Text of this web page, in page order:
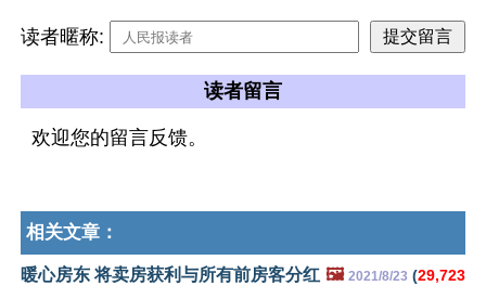
读者暱称:
读者留言
欢迎您的留言反馈。
相关文章：
暖心房东 将卖房获利与所有前房客分红 🖼️ 2021/8/23 (29,723